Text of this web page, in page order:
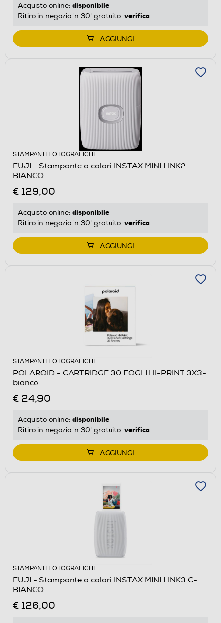
Acquisto online: disponibile
Ritiro in negozio in 30' gratuito: verifica
AGGIUNGI
STAMPANTI FOTOGRAFICHE
FUJI - Stampante a colori INSTAX MINI LINK2-
BIANCO
€ 129,00
Acquisto online: disponibile
Ritiro in negozio in 30' gratuito: verifica
AGGIUNGI
STAMPANTI FOTOGRAFICHE
POLAROID - CARTRIDGE 30 FOGLI HI-PRINT 3X3-
bianco
€ 24,90
Acquisto online: disponibile
Ritiro in negozio in 30' gratuito: verifica
AGGIUNGI
STAMPANTI FOTOGRAFICHE
FUJI - Stampante a colori INSTAX MINI LINK3 C-
BIANCO
€ 126,00